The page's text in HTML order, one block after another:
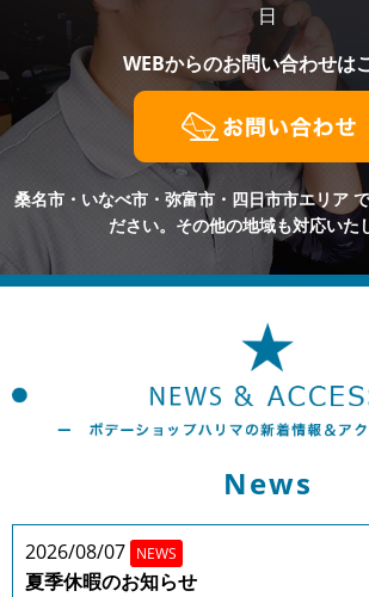
日
WEBからのお問い合わせは
桑名市・いなべ市・弥富市・四日市市エリア
ださい。その他の地域も対応いた
News
2026/08/07 NEWS
夏季休暇のお知らせ